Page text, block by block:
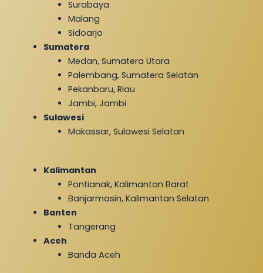
Surabaya
Malang
Sidoarjo
Sumatera
Medan, Sumatera Utara
Palembang, Sumatera Selatan
Pekanbaru, Riau
Jambi, Jambi
Sulawesi
Makassar, Sulawesi Selatan
Kalimantan
Pontianak, Kalimantan Barat
Banjarmasin, Kalimantan Selatan
Banten
Tangerang
Aceh
Banda Aceh